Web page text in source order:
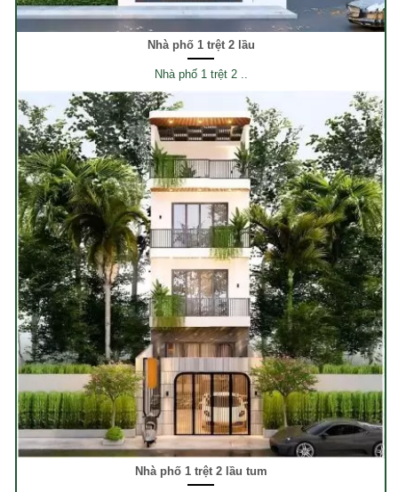
Nhà phố 1 trệt 2 lầu
Nhà phố 1 trệt 2 ..
Nhà phố 1 trệt 2 lầu tum